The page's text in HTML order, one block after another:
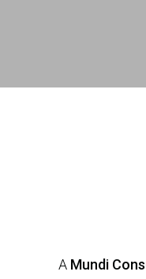
A Mundi